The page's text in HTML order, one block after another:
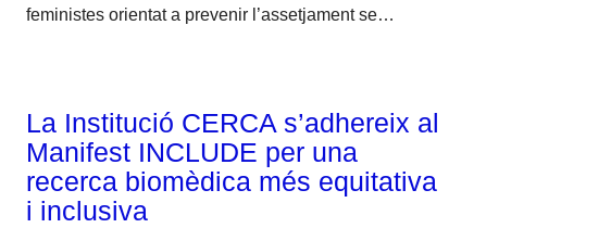
feministes orientat a prevenir l’assetjament se…
La Institució CERCA s’adhereix al
Manifest INCLUDE per una
recerca biomèdica més equitativa
i inclusiva